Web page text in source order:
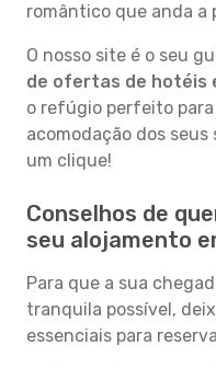
romântico que anda a
O nosso site é o seu
de ofertas de hotéis
o refúgio perfeito para
acomodação dos
um clique!
Conselhos de
seu alojamento
Para que a sua
tranquila possível,
essenciais para